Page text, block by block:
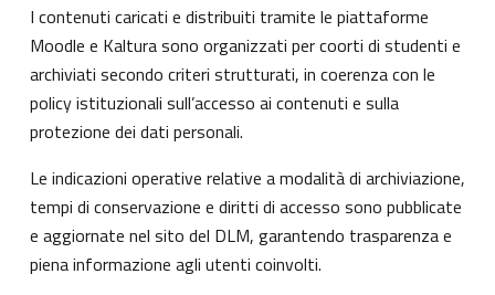
I contenuti caricati e distribuiti tramite le piattaforme
Moodle e Kaltura sono organizzati per coorti di studenti e
archiviati secondo criteri strutturati, in coerenza con le
policy istituzionali sull’accesso ai contenuti e sulla
protezione dei dati personali.
Le indicazioni operative relative a modalità di archiviazione,
tempi di conservazione e diritti di accesso sono pubblicate
e aggiornate nel sito del DLM, garantendo trasparenza e
piena informazione agli utenti coinvolti.